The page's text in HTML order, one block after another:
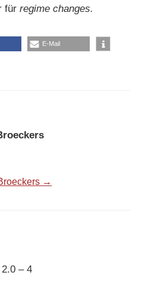
für regime changes.
E-Mail
→
– 4